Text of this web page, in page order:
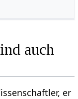
auch
er